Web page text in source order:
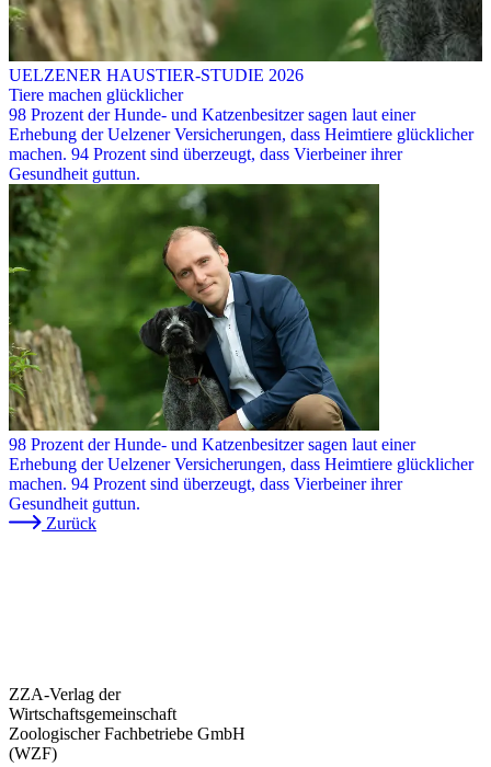
UELZENER HAUSTIER-STUDIE 2026
Tiere machen glücklicher
98 Prozent der Hunde- und Katzenbesitzer sagen laut einer
Erhebung der Uelzener Versicherungen, dass Heimtiere glücklicher
machen. 94 Prozent sind überzeugt, dass Vierbeiner ihrer
Gesundheit guttun.
98 Prozent der Hunde- und Katzenbesitzer sagen laut einer
Erhebung der Uelzener Versicherungen, dass Heimtiere glücklicher
machen. 94 Prozent sind überzeugt, dass Vierbeiner ihrer
Gesundheit guttun.
Zurück
ZZA-Verlag der
Wirtschaftsgemeinschaft
Zoologischer Fachbetriebe GmbH
(WZF)